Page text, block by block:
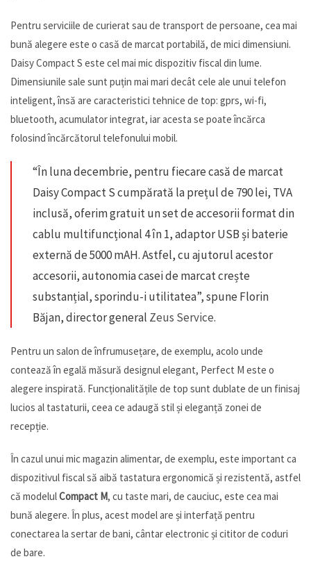
Pentru serviciile de curierat sau de transport de persoane, cea mai
bună alegere este o casă de marcat portabilă, de mici dimensiuni.
Daisy Compact S este cel mai mic dispozitiv fiscal din lume.
Dimensiunile sale sunt puțin mai mari decât cele ale unui telefon
inteligent, însă are caracteristici tehnice de top: gprs, wi-fi,
bluetooth, acumulator integrat, iar acesta se poate încărca
folosind încărcătorul telefonului mobil.
“În luna decembrie, pentru fiecare casă de marcat
Daisy Compact S cumpărată la prețul de 790 lei, TVA
inclusă, oferim gratuit un set de accesorii format din
cablu multifuncțional 4 în 1, adaptor USB și baterie
externă de 5000 mAH. Astfel, cu ajutorul acestor
accesorii, autonomia casei de marcat crește
substanțial, sporindu-i utilitatea”, spune Florin
Băjan, director general Zeus Service.
Pentru un salon de înfrumusețare, de exemplu, acolo unde
contează în egală măsură designul elegant, Perfect M este o
alegere inspirată. Funcționalitățile de top sunt dublate de un finisaj
lucios al tastaturii, ceea ce adaugă stil și eleganță zonei de
recepție.
În cazul unui mic magazin alimentar, de exemplu, este important ca
dispozitivul fiscal să aibă tastatura ergonomică și rezistentă, astfel
că modelulCompact M, cu taste mari, de cauciuc, este cea mai
bună alegere. În plus, acest model are și interfață pentru
conectarea la sertar de bani, cântar electronic și cititor de coduri
de bare.